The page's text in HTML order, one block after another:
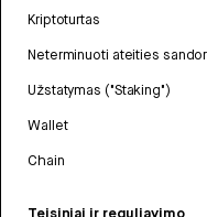
Kriptoturtas
Neterminuoti ateities
Užstatymas ("Staking")
Wallet
Chain